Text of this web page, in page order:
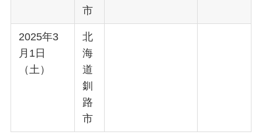
市
2025年3
月1日
（土）
北
海
道
釧
路
市